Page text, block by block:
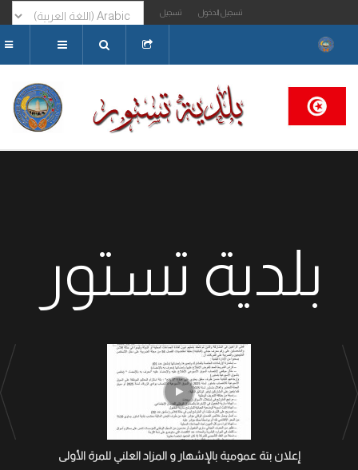
تسجيل الدخول تسجيل
البحث...
بلدية تستور
إعلان بتة عمومية بالإشهار و المزاد العلني للمرة الأولى